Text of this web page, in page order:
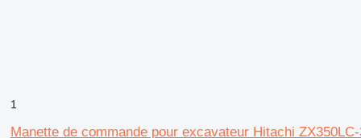
1
Manette de commande pour excavateur Hitachi